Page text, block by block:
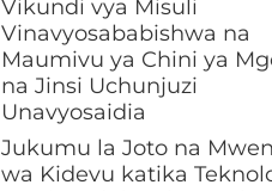
Vikundi vya Misuli
Vinavyosababishwa na
Maumivu ya Chini ya
na Jinsi Uchunjuzi
Unavyosaidia
Jukumu la Joto na
wa Kidevu katika